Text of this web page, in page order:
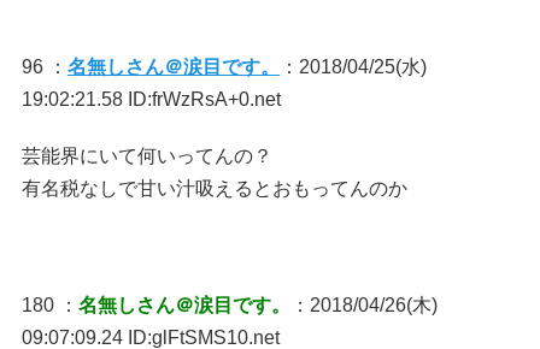
96 ： 名無しさん＠涙目です。
：2018/04/25(水)
19:02:21.58 ID:frWzRsA+0.net
芸能界にいて何いってんの？
有名税なしで甘い汁吸えるとおもってんのか
180 ： 名無しさん＠涙目です。
：2018/04/26(木)
09:07:09.24 ID:glFtSMS10.net